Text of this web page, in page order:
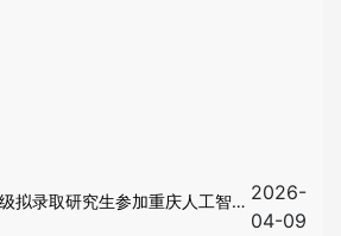
拟录取研究生参加重庆人工智能 2026-
04-09